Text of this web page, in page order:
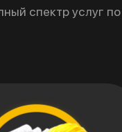
спектр услуг